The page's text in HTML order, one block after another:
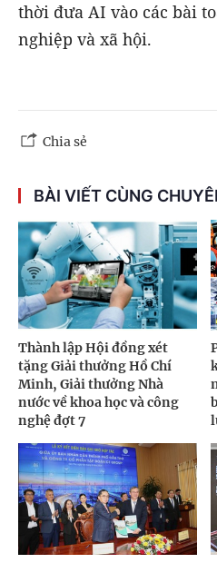
thời đưa AI vào các bài
nghiệp và xã hội.
Chia sẻ
BÀI VIẾT CÙNG
Thành lập Hội đồng xét
tặng Giải thưởng Hồ Chí
Minh, Giải thưởng Nhà
nước về khoa học và công
nghệ đợt 7